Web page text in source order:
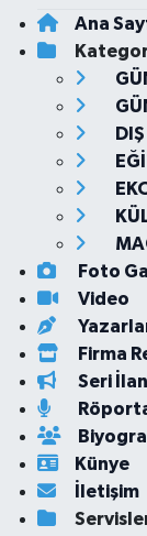
Ana
Foto
Video
Firma
Seri İlan
Künye
İletişim